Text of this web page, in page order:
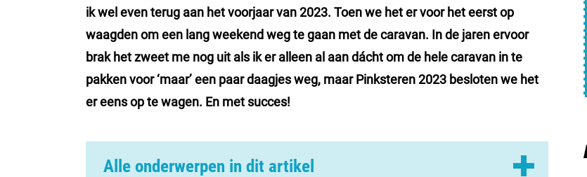
ik wel even terug aan het voorjaar van 2023. Toen we het er voor het eerst op
waagden om een lang weekend weg te gaan met de caravan. In de jaren ervoor
brak het zweet me nog uit als ik er alleen al aan dácht om de hele caravan in te
pakken voor ‘maar’ een paar daagjes weg, maar Pinksteren 2023 besloten we het
er eens op te wagen. En met succes!
Alle onderwerpen in dit artikel